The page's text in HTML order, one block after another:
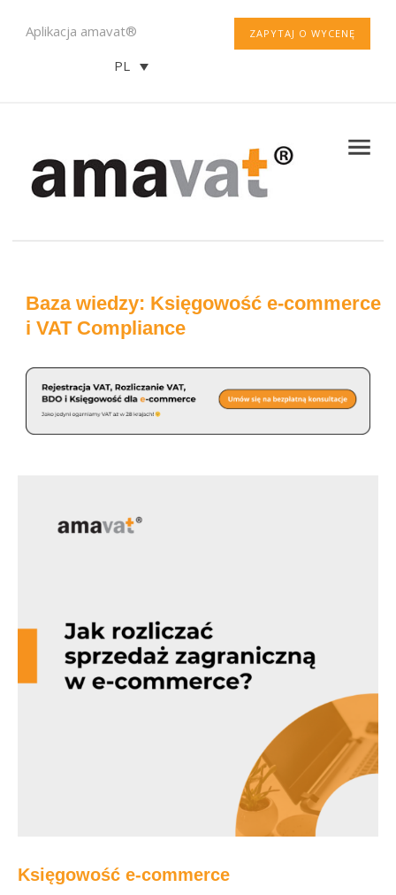
ZAPYTAJ O WYCENĘ
Aplikacja amavat®
PL
Baza wiedzy: Księgowość e-commerce
i VAT Compliance
Księgowość e-commerce